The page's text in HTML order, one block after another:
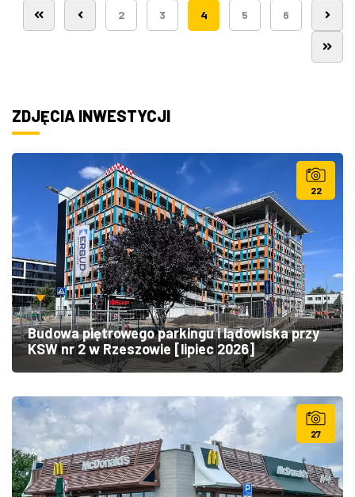
2 3 4 5 6
ZDJĘCIA INWESTYCJI
22
Budowa piętrowego parkingu i lądowiska przy
KSW nr 2 w Rzeszowie [lipiec 2026]
27